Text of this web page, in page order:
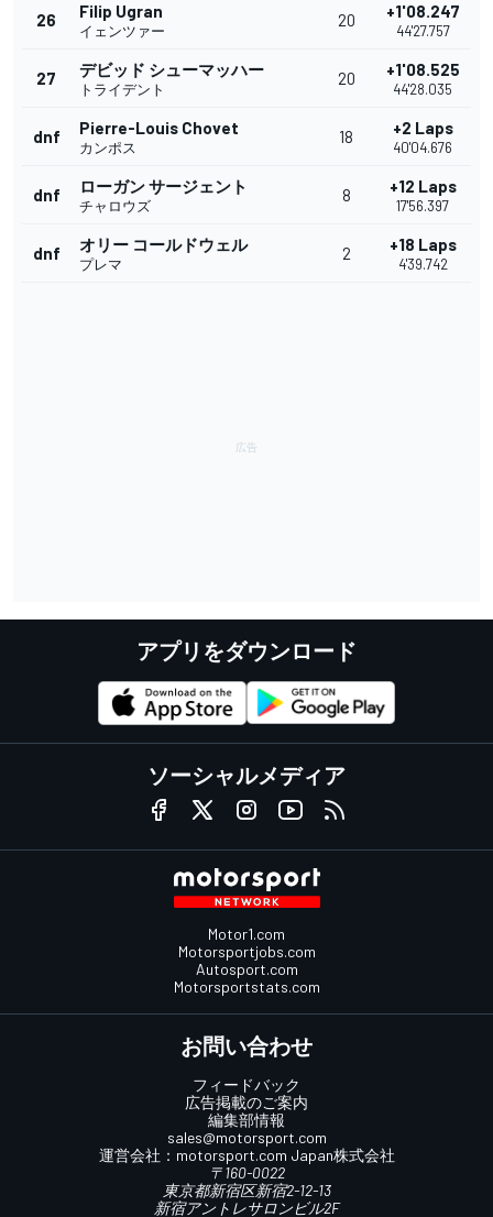
26 Filip Ugran
イェンツァー
20 +1'08.247
44'27.757
27 デビッド シューマッハー
トライデント
20 +1'08.525
44'28.035
dnf Pierre-Louis Chovet
カンポス
18 +2 Laps
40'04.676
dnf ローガン サージェント
チャロウズ
8 +12 Laps
17'56.397
dnf オリー コールドウェル
プレマ
2 +18 Laps
4'39.742
アプリをダウンロード
ソーシャルメディア
Motor1.com
Motorsportjobs.com
Autosport.com
Motorsportstats.com
お問い合わせ
フィードバック
広告掲載のご案内
編集部情報
sales@motorsport.com
運営会社： motorsport.com Japan株式会社
〒160-0022
東京都新宿区新宿2-12-13
新宿アントレサロンビル2F